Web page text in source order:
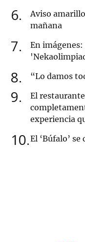
6
Aviso
mañana
7
En
8 “Lo damos
9
El
experiencia
10 El ‘Búfalo’